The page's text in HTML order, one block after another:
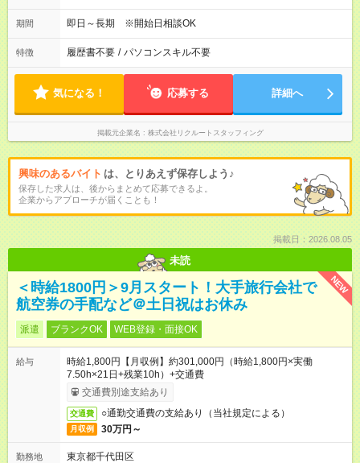
期間 即日～長期 ※開始日相談OK
特徴 履歴書不要 / パソコンスキル不要
気になる！ 応募する 詳細へ
掲載元企業名 株式会社リクルートスタッフィング
興味のあるバイト は、とりあえず保存しよう♪
保存した求人は、後からまとめて応募できるよ。
企業からアプローチが届くことも！
掲載日：2026.08.05
未読
NEW
＜時給1800円＞9月スタート！大手旅行会社で
航空券の手配など＠土日祝はお休み
派遣 ブランクOK WEB登録・面接OK
給与
時給1,800円【月収例】約301,000円（時給1,800円×実働
7.50h×21日+残業10h）+交通費
交通費別途支給あり
交通費 ○通勤交通費の支給あり（当社規定による）
月収例 30万円～
勤務地
東京都千代田区